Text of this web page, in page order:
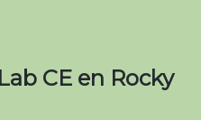
CE en Rocky